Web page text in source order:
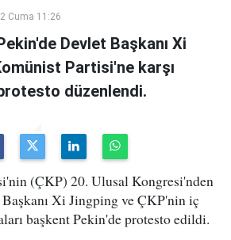
Cuma 11:26
Devlet Başkanı Xi
Partisi'ne karşı
düzenlendi.
(ÇKP) 20. Ulusal Kongresi'nden
Xi Jingping ve ÇKP'nin iç
başkent Pekin'de protesto edildi.